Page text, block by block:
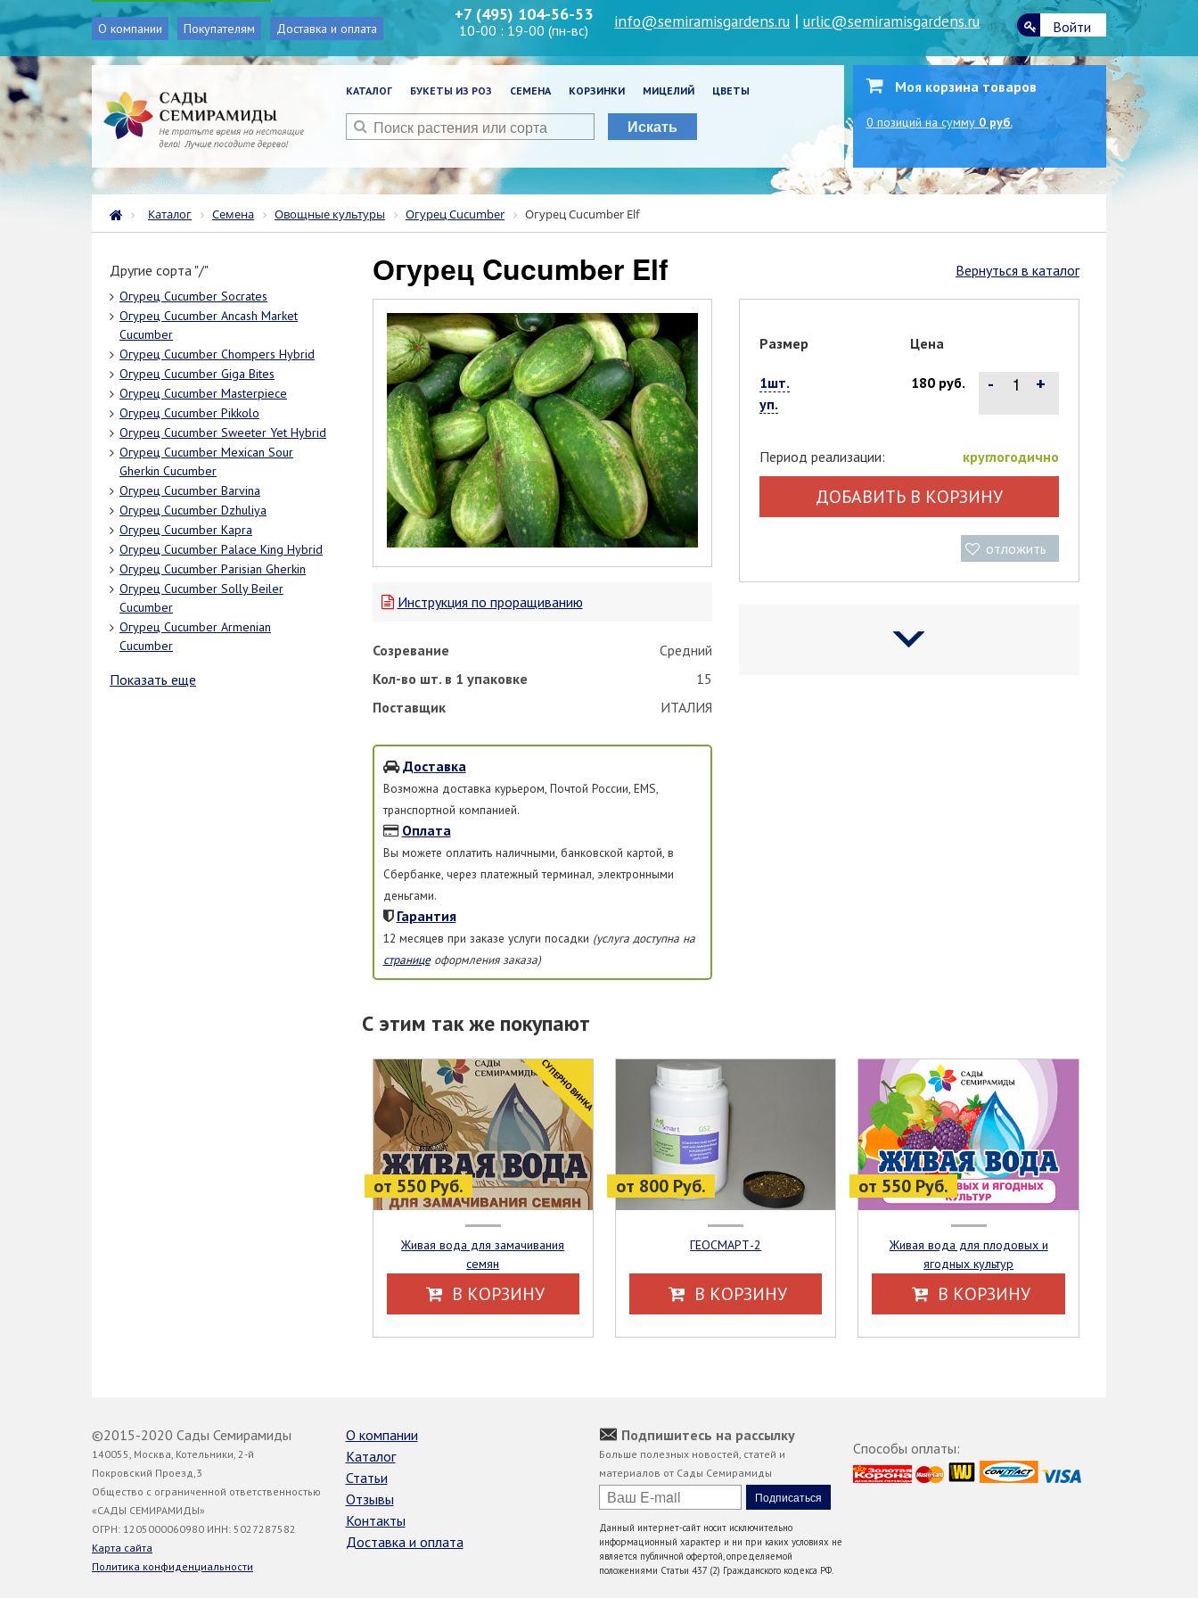
О компании Покупателям Доставка и оплата
+7 (495) 104-56-53
10-00 : 19-00 (пн-вс) info@semiramisgardens.ru |urlic@semiramisgardens.ru Войти
КАТАЛОГ БУКЕТЫ ИЗ РОЗ СЕМЕНА КОРЗИНКИ МИЦЕЛИЙ ЦВЕТЫ
Искать
Моя корзина товаров
0 позиций на сумму 0 руб.
Каталог Семена Овощные культуры Огурец Cucumber Огурец Cucumber Elf
Другие сорта "/"
Огурец Cucumber Socrates
Огурец Cucumber Ancash Market
Cucumber
Огурец Cucumber Chompers Hybrid
Огурец Cucumber Giga Bites
Огурец Cucumber Masterpiece
Огурец Cucumber Pikkolo
Огурец Cucumber Sweeter Yet Hybrid
Огурец Cucumber Mexican Sour
Gherkin Cucumber
Огурец Cucumber Barvina
Огурец Cucumber Dzhuliya
Огурец Cucumber Kapra
Огурец Cucumber Palace King Hybrid
Огурец Cucumber Parisian Gherkin
Огурец Cucumber Solly Beiler
Cucumber
Огурец Cucumber Armenian
Cucumber
Показать еще
Вернуться в каталог
Огурец Cucumber Elf
Инструкция по проращиванию
Созревание
Средний
Кол-во шт. в 1 упаковке
15
Поставщик
ИТАЛИЯ
Доставка
Возможна доставка курьером, Почтой России, EMS,
транспортной компанией.
Оплата
Вы можете оплатить наличными, банковской картой, в
Сбербанке, через платежный терминал, электронными
деньгами.
Гарантия
12 месяцев при заказе услуги посадки (услуга доступна на
страницеоформления заказа)
Размер Цена
1шт.
уп.
180 руб. - +
Период реализации: круглогодично
ДОБАВИТЬ В КОРЗИНУ
отложить
С этим так же покупают
от 550 Руб.
CУПЕРНОВИНКА
Живая вода для замачивания
семян
В КОРЗИНУ
от 800 Руб.
ГЕОСМАРТ-2
В КОРЗИНУ
от 550 Руб.
Живая вода для плодовых и
ягодных культур
В КОРЗИНУ
©2015-2020 Сады Семирамиды
140055, Москва, Котельники, 2-й
Покровский Проезд,3
Общество с ограниченной ответственностью
«САДЫ СЕМИРАМИДЫ»
ОГРН: 1205000060980 ИНН: 5027287582
Карта сайта
Политика конфиденциальности
О компании
Каталог
Статьи
Отзывы
Контакты
Доставка и оплата
Подпишитесь на рассылку
Больше полезных новостей, статей и
материалов от Сады Семирамиды
Данный интернет-сайт носит исключительно
информационный характер и ни при каких условиях не
является публичной офертой, определяемой
положениями Статьи 437 (2) Гражданского кодекса РФ.
Способы оплаты: